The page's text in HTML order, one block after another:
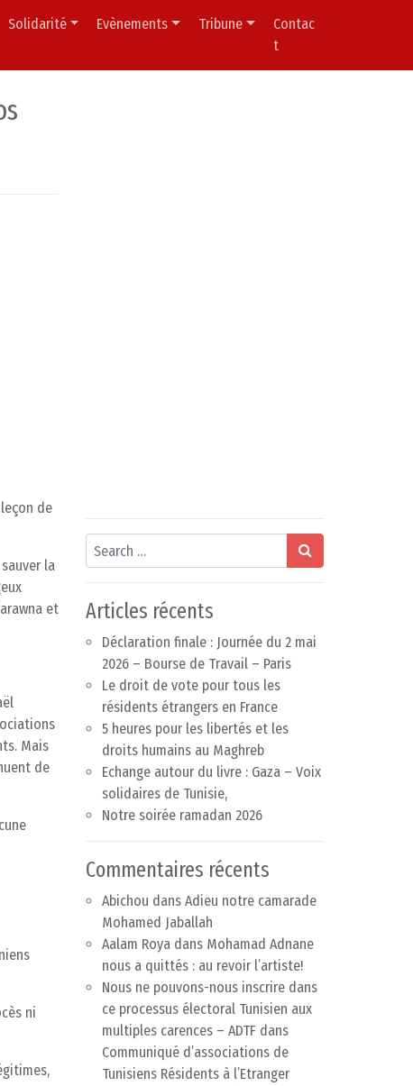
Solidarité Evènements Tribune
Contac
t
de
la
et
Mais
de
ni
Search
Articles récents
Déclaration finale : Journée du 2 mai
2026 – Bourse de Travail – Paris
Le droit de vote pour tous les
résidents étrangers en France
5 heures pour les libertés et les
droits humains au Maghreb
Echange autour du livre : Gaza – Voix
solidaires de Tunisie,
Notre soirée ramadan 2026
Commentaires récents
Abichou dans Adieu notre camarade
Mohamed Jaballah
Aalam Roya dans Mohamad Adnane
nous a quittés : au revoir l’artiste!
Nous ne pouvons-nous inscrire dans
ce processus électoral Tunisien aux
multiples carences – ADTF dans
Communiqué d’associations de
Tunisiens Résidents à l’Etranger